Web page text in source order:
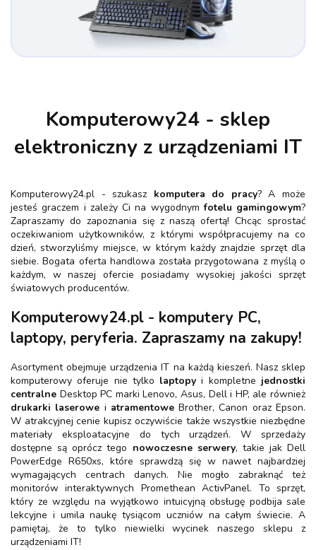
Komputerowy24 - sklep
elektroniczny z urządzeniami IT
Komputerowy24.pl - szukasz komputera do pracy? A może
jesteś graczem i zależy Ci na wygodnymfotelu gamingowym?
Zapraszamy do zapoznania się z naszą ofertą! Chcąc sprostać
oczekiwaniom użytkowników, z którymi współpracujemy na co
dzień, stworzyliśmy miejsce, w którym każdy znajdzie sprzęt dla
siebie. Bogata oferta handlowa została przygotowana z myślą o
każdym, w naszej ofercie posiadamy wysokiej jakości sprzęt
światowych producentów.
Komputerowy24.pl - komputery PC,
laptopy, peryferia. Zapraszamy na zakupy!
Asortyment obejmuje urządzenia IT na każdą kieszeń. Nasz sklep
komputerowy oferuje nie tylko laptopy i kompletne jednostki
centralne Desktop PC marki Lenovo, Asus, Dell i HP, ale również
drukarki laserowe i atramentoweBrother, Canon oraz Epson.
W atrakcyjnej cenie kupisz oczywiście także wszystkie niezbędne
materiały eksploatacyjne do tych urządzeń. W sprzedaży
dostępne są oprócz tego nowoczesne serwery, takie jak Dell
PowerEdge R650xs, które sprawdzą się w nawet najbardziej
wymagających centrach danych. Nie mogło zabraknąć też
monitorów interaktywnych Promethean ActivPanel. To sprzęt,
który ze względu na wyjątkowo intuicyjną obsługę podbija sale
lekcyjne i umila naukę tysiącom uczniów na całym świecie. A
pamiętaj, że to tylko niewielki wycinek naszego sklepu z
urządzeniami IT!